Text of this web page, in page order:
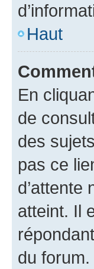
Haut
En
de
des
pas ce
d’attente
atteint. Il
du forum.